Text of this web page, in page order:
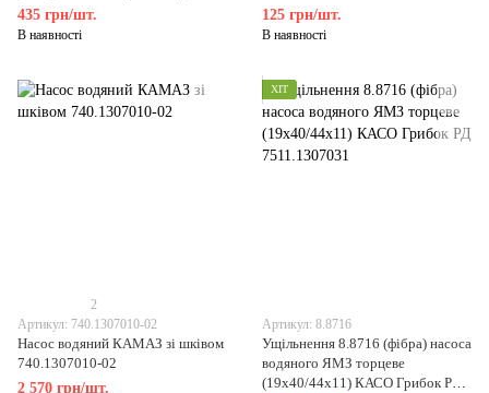
435 грн/шт.
В наявності
125 грн/шт.
В наявності
2
Артикул: 740.1307010-02
Насос водяний КАМАЗ зі шківом
740.1307010-02
2 570 грн/шт.
ХІТ
Артикул: 8.8716
Ущільнення 8.8716 (фібра) насоса
водяного ЯМЗ торцеве
(19х40/44х11) КАСО Грибок РД